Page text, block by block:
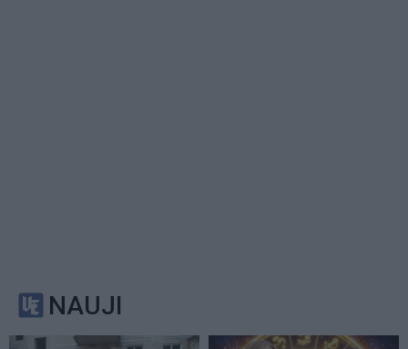
NAUJI